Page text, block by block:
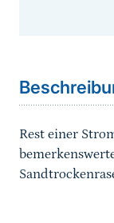
Rest einer